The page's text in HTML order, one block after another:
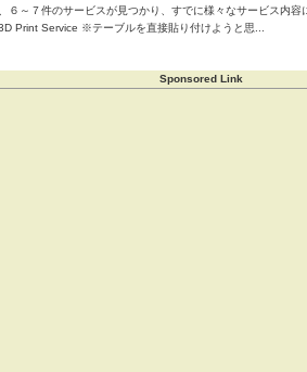
６～７件のサービスが見つかり、すでに様々なサービス内
Print Service ※テーブルを直接貼り付けようと思...
Sponsored Link